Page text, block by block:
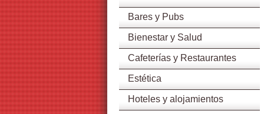
Bares y Pubs
Bienestar y Salud
Cafeterías y Restaurantes
Estética
Hoteles y alojamientos